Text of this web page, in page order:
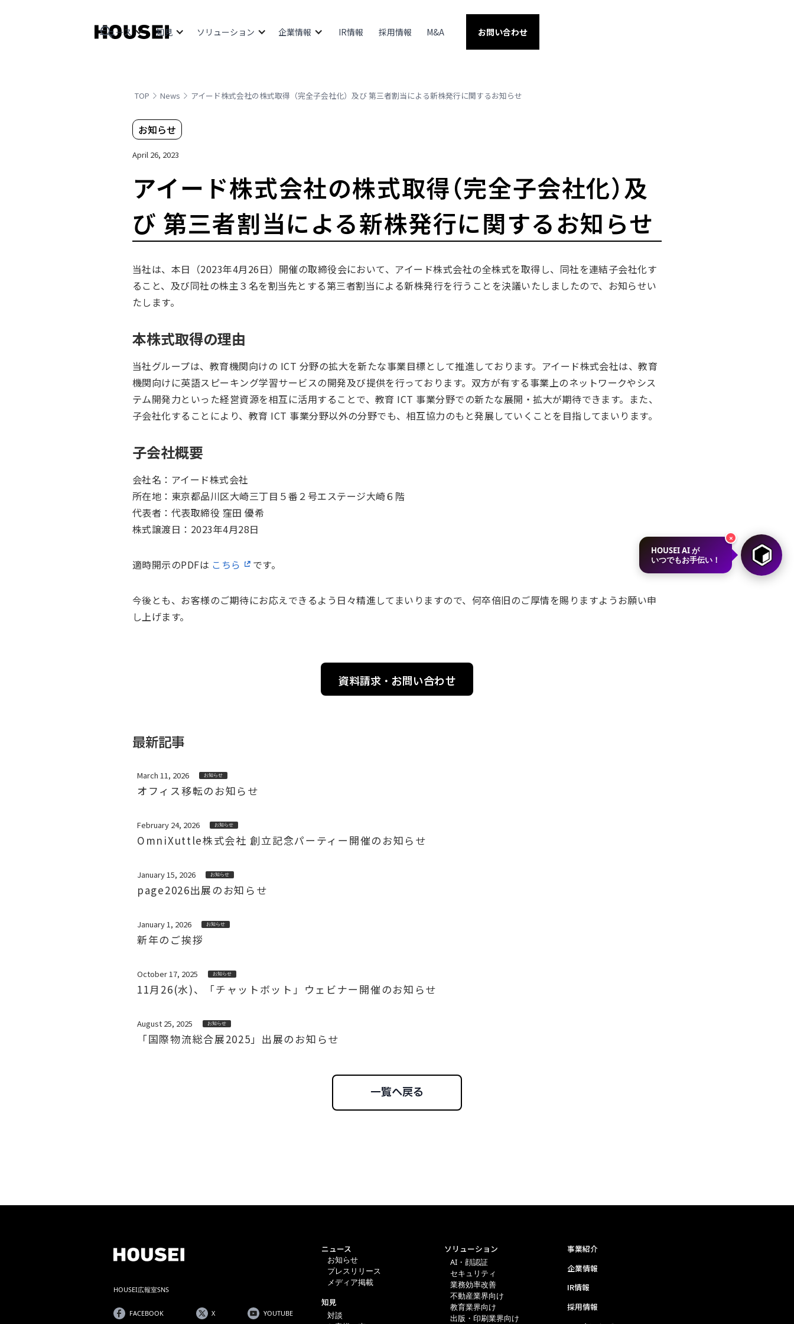
ニュース 知見 ソリューション 企業情報 IR情報 採用情報 M&A お問い合わせ
TOP News アイード株式会社の株式取得（完全子会社化）及び 第三者割当による新株発行に関するお知らせ
お知らせ
April 26, 2023
アイード株式会社の株式取得（完全子会社化）及
び 第三者割当による新株発行に関するお知らせ
当社は、本日（2023年4月26日）開催の取締役会において、アイード株式会社の全株式を取得し、同社を連結子会社化す
ること、及び同社の株主３名を割当先とする第三者割当による新株発行を行うことを決議いたしましたので、お知らせい
たします。
本株式取得の理由
当社グループは、教育機関向けの ICT 分野の拡大を新たな事業目標として推進しております。アイード株式会社は、教育
機関向けに英語スピーキング学習サービスの開発及び提供を行っております。双方が有する事業上のネットワークやシス
テム開発力といった経営資源を相互に活用することで、教育 ICT 事業分野での新たな展開・拡大が期待できます。また、
子会社化することにより、教育 ICT 事業分野以外の分野でも、相互協力のもと発展していくことを目指してまいります。
子会社概要
会社名：アイード株式会社
所在地：東京都品川区大崎三丁目５番２号エステージ大崎６階
代表者：代表取締役 窪田 優希
株式譲渡日：2023年4月28日
適時開示のPDFは こちら です。
今後とも、お客様のご期待にお応えできるよう日々精進してまいりますので、何卒倍旧のご厚情を賜りますようお願い申
し上げます。
資料請求・お問い合わせ
最新記事
March 11, 2026 お知らせ
オフィス移転のお知らせ
February 24, 2026 お知らせ
OmniXuttle株式会社 創立記念パーティー開催のお知らせ
January 15, 2026 お知らせ
page2026出展のお知らせ
January 1, 2026 お知らせ
新年のご挨拶
October 17, 2025 お知らせ
11月26(水)、「チャットボット」ウェビナー開催のお知らせ
August 25, 2025 お知らせ
「国際物流総合展2025」出展のお知らせ
一覧へ戻る
HOUSEI広報室SNS
FACEBOOK X YOUTUBE
ニュース
お知らせ
プレスリリース
メディア掲載
知見
対談
ソリューション
AI・顔認証
セキュリティ
業務効率改善
不動産業界向け
教育業界向け
出版・印刷業界向け
事業紹介
企業情報
IR情報
採用情報
HOUSEI AI が
いつでもお手伝い！
×